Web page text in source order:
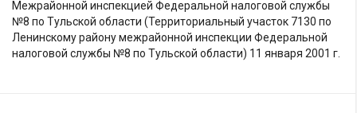
Межрайонной инспекцией Федеральной налоговой службы
№8 по Тульской области (Территориальный участок 7130 по
Ленинскому району межрайонной инспекции Федеральной
налоговой службы №8 по Тульской области) 11 января 2001 г.